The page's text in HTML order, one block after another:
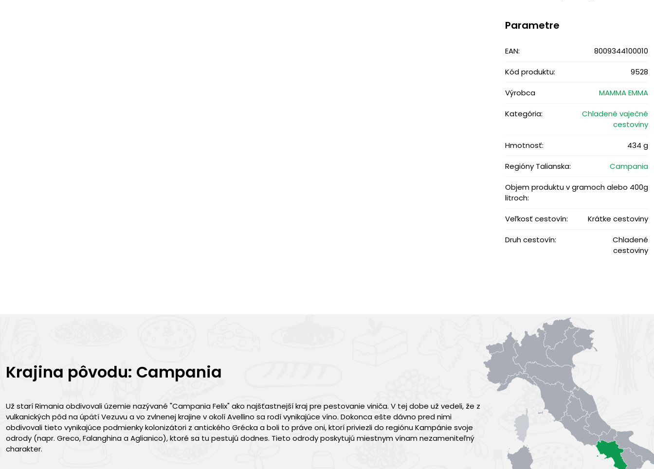
Parametre
EAN: 8009344100010
Kód produktu: 9528
Výrobca MAMMA EMMA
Kategória:
Chladené vaječné
cestoviny
Hmotnosť: 434 g
Regióny Talianska: Campania
Objem produktu v gramoch alebo
litroch:
400g
Veľkosť cestovín: Krátke cestoviny
Druh cestovín:
Chladené
cestoviny
Krajina pôvodu: Campania
Už starí Rimania obdivovali územie nazývané "Campania Felix" ako najšťastnejší kraj pre pestovanie viniča. V tej dobe už vedeli, že z
vulkanických pôd na úpätí Vezuvu a vo zvlnenej krajine v okolí Avellino sa rodí vynikajúce víno. Dokonca ešte dávno pred nimi
obdivovali tieto vynikajúce podmienky kolonizátori z antického Grécka a boli to práve oni, ktorí priviezli do regiónu Kampánie svoje
odrody (napr. Greco, Falanghina a Aglianico), ktoré sa tu pestujú dodnes. Tieto odrody poskytujú miestnym vínam nezameniteľný
charakter.